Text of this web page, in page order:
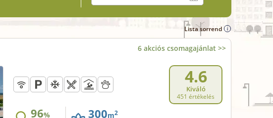
Lista sorrend
6 akciós csomagajánlat >>
4.6
Kiváló
451 értékelés
96%
300m2